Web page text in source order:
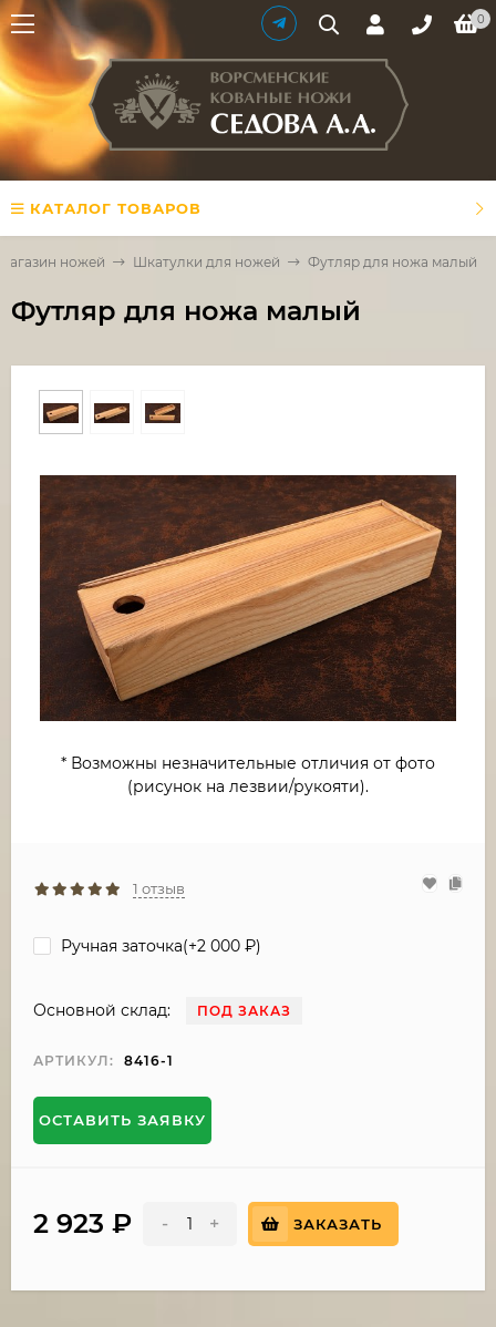
0
КАТАЛОГ ТОВАРОВ
ножей Шкатулки для ножей Футляр для ножа малый
Футляр для ножа малый
* Возможны незначительные отличия от фото
(рисунок на лезвии/рукояти).
1 отзыв
Ручная заточка(+2 000 ₽)
Основной склад: ПОД ЗАКАЗ
АРТИКУЛ: 8416-1
ОСТАВИТЬ ЗАЯВКУ
2 923 ₽ - + ЗАКАЗАТЬ